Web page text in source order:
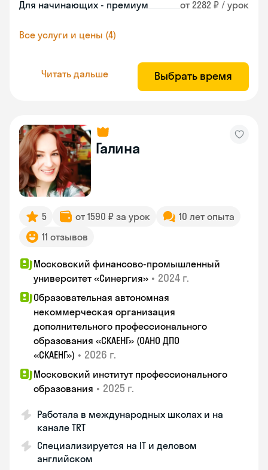
Для начинающих - премиум от 2282 ₽ / урок
Все услуги и цены (4)
Читать дальше Выбрать время
Галина
5 от 1590 ₽ за урок
10 лет опыта
11 отзывов
Московский финансово-промышленный
университет «Синергия» • 2024 г.
Образовательная автономная
некоммерческая организация
дополнительного профессионального
образования «СКАЕНГ» (ОАНО ДПО
«СКАЕНГ») • 2026 г.
Московский институт профессионального
образования • 2025 г.
Работала в международных школах и на
канале TRT
Специализируется на IT и деловом
английском